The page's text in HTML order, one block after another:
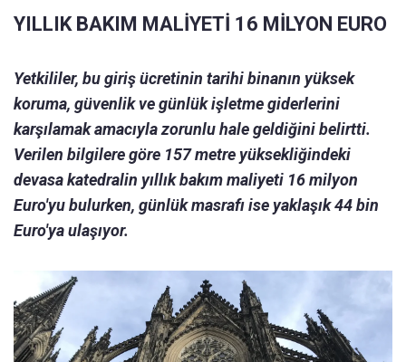
YILLIK BAKIM MALİYETİ 16 MİLYON EURO
Yetkililer, bu giriş ücretinin tarihi binanın yüksek
koruma, güvenlik ve günlük işletme giderlerini
karşılamak amacıyla zorunlu hale geldiğini belirtti.
Verilen bilgilere göre 157 metre yüksekliğindeki
devasa katedralin yıllık bakım maliyeti 16 milyon
Euro'yu bulurken, günlük masrafı ise yaklaşık 44 bin
Euro'ya ulaşıyor.